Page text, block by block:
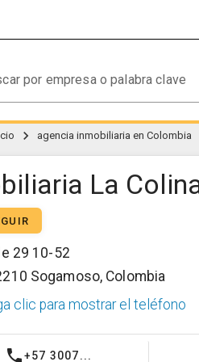
chevron_right agencia inmobiliaria en Colombia
La
29 10-52
Sogamoso, Colombia
clic para mostrar el teléfono
phone+57 3007...